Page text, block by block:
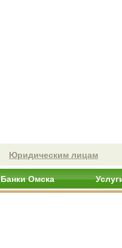
Юридическим лицам
Банки Омска